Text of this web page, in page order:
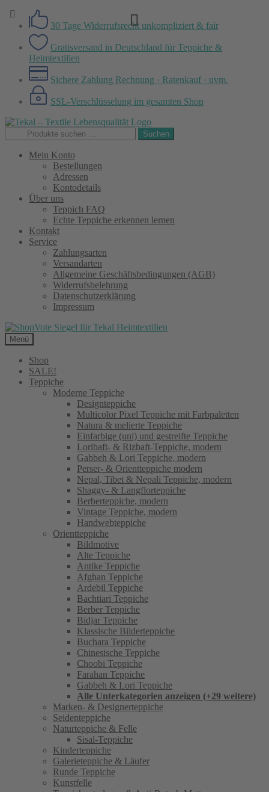
30 Tage Widerrufsrecht unkompliziert & fair
Gratisversand in Deutschland für Teppiche &
Heimtextilien
Sichere Zahlung Rechnung · Ratenkauf · uvm.
SSL-Verschlüsselung im gesamten Shop
Zur
Navigation
springen
Zum
springen
Suchen
nach:
Suchen
Mein Konto
Bestellungen
Adressen
Kontodetails
Über uns
Teppich FAQ
Echte Teppiche erkennen lernen
Kontakt
Service
Zahlungsarten
Versandarten
Allgemeine Geschäftsbedingungen (AGB)
Widerrufsbelehrung
Datenschutzerklärung
Impressum
Menü
Shop
SALE!
Teppiche
Moderne Teppiche
Designteppiche
Multicolor Pixel Teppiche mit Farbpaletten
Natura & melierte Teppiche
Einfarbige (uni) und gestreifte Teppiche
Loribaft- & Rizbaft-Teppiche, modern
Gabbeh & Lori Teppiche, modern
Perser- & Orientteppiche modern
Nepal, Tibet & Nepali Teppiche, modern
Shaggy- & Langflorteppiche
Berberteppiche, modern
Vintage Teppiche, modern
Handwebteppiche
Orientteppiche
Bildmotive
Alte Teppiche
Antike Teppiche
Afghan Teppiche
Ardebil Teppiche
Bachtiari Teppiche
Berber Teppiche
Bidjar Teppiche
Klassische Bilderteppiche
Buchara Teppiche
Chinesische Teppiche
Choobi Teppiche
Farahan Teppiche
Gabbeh & Lori Teppiche
Alle Unterkategorien anzeigen (+29 weitere)
Marken- & Designerteppiche
Seidenteppiche
Naturteppiche & Felle
Sisal-Teppiche
Kinderteppiche
Galerieteppiche & Läufer
Runde Teppiche
Kunstfelle